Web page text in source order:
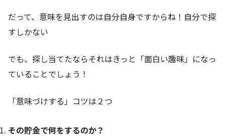
だって、意味を見出すのは自分自身ですからね！自分で探
すしかない
でも、探し当てたならそれはきっと「面白い趣味」になっ
ていることでしょう！
「意味づけする」コツは２つ
その貯金で何をするのか？